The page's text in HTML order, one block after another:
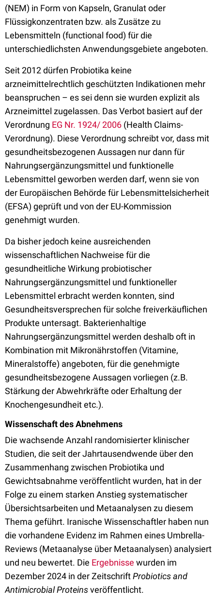
(NEM) in Form von Kapseln, Granulat oder
Flüssigkonzentraten bzw. als Zusätze zu
Lebensmitteln (functional food) für die
unterschiedlichsten Anwendungsgebiete angeboten.
Seit 2012 dürfen Probiotika keine
arzneimittelrechtlich geschützten Indikationen mehr
beanspruchen – es sei denn sie wurden explizit als
Arzneimittel zugelassen. Das Verbot basiert auf der
Verordnung EG Nr. 1924/ 2006 (Health Claims-
Verordnung). Diese Verordnung schreibt vor, dass mit
gesundheitsbezogenen Aussagen nur dann für
Nahrungsergänzungsmittel und funktionelle
Lebensmittel geworben werden darf, wenn sie von
der Europäischen Behörde für Lebensmittelsicherheit
(EFSA) geprüft und von der EU-Kommission
genehmigt wurden.
Da bisher jedoch keine ausreichenden
wissenschaftlichen Nachweise für die
gesundheitliche Wirkung probiotischer
Nahrungsergänzungsmittel und funktioneller
Lebensmittel erbracht werden konnten, sind
Gesundheitsversprechen für solche freiverkäuflichen
Produkte untersagt. Bakterienhaltige
Nahrungsergänzungsmittel werden deshalb oft in
Kombination mit Mikronährstoffen (Vitamine,
Mineralstoffe) angeboten, für die genehmigte
gesundheitsbezogene Aussagen vorliegen (z.B.
Stärkung der Abwehrkräfte oder Erhaltung der
Knochengesundheit etc.).
Wissenschaft des Abnehmens
Die wachsende Anzahl randomisierter klinischer
Studien, die seit der Jahrtausendwende über den
Zusammenhang zwischen Probiotika und
Gewichtsabnahme veröffentlicht wurden, hat in der
Folge zu einem starken Anstieg systematischer
Übersichtsarbeiten und Metaanalysen zu diesem
Thema geführt. Iranische Wissenschaftler haben nun
die vorhandene Evidenz im Rahmen eines Umbrella-
Reviews (Metaanalyse über Metaanalysen) analysiert
und neu bewertet. Die Ergebnisse wurden im
Dezember 2024 in der ZeitschriftProbiotics and
Antimicrobial Proteinsveröffentlicht.